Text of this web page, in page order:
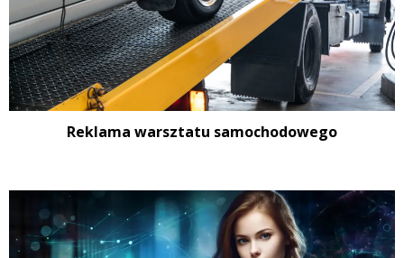
Reklama warsztatu samochodowego